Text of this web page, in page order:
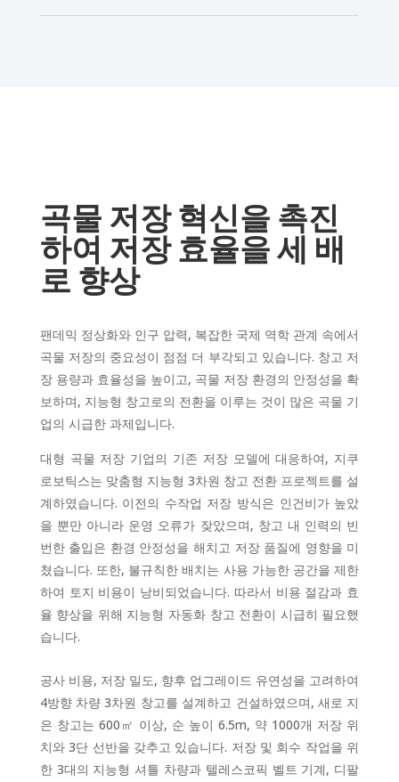
곡물 저장 혁신을 촉진
하여 저장 효율을 세 배
로 향상
팬데믹 정상화와 인구 압력, 복잡한 국제 역학 관계 속에서
곡물 저장의 중요성이 점점 더 부각되고 있습니다. 창고 저
장 용량과 효율성을 높이고, 곡물 저장 환경의 안정성을 확
보하며, 지능형 창고로의 전환을 이루는 것이 많은 곡물 기
업의 시급한 과제입니다.
대형 곡물 저장 기업의 기존 저장 모델에 대응하여, 지쿠
로보틱스는 맞춤형 지능형 3차원 창고 전환 프로젝트를 설
계하였습니다. 이전의 수작업 저장 방식은 인건비가 높았
을 뿐만 아니라 운영 오류가 잦았으며, 창고 내 인력의 빈
번한 출입은 환경 안정성을 해치고 저장 품질에 영향을 미
쳤습니다. 또한, 불규칙한 배치는 사용 가능한 공간을 제한
하여 토지 비용이 낭비되었습니다. 따라서 비용 절감과 효
율 향상을 위해 지능형 자동화 창고 전환이 시급히 필요했
습니다.
공사 비용, 저장 밀도, 향후 업그레이드 유연성을 고려하여
4방향 차량 3차원 창고를 설계하고 건설하였으며, 새로 지
은 창고는 600㎡ 이상, 순 높이 6.5m, 약 1000개 저장 위
치와 3단 선반을 갖추고 있습니다. 저장 및 회수 작업을 위
한 3대의 지능형 셔틀 차량과 텔레스코픽 벨트 기계, 디팔